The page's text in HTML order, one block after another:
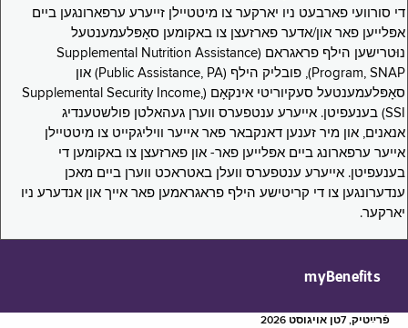
די סורוועי פארבעט ניו יארקער צו מיטטיילן זייערע ערפארונגען ביים
אפּלייען פאר און/אדער פארזעצן צו באקומען סאָפּלעמענטעל
נוּטרישען הילף פראגראם (Supplemental Nutrition Assistance
Program, SNAP), פובליק הילף (Public Assistance, PA) און
סאָפּלעמענטעל סעקיוריטי אינקאָם (Supplemental Security Income,
SSI) בענעפיטן. אייערע ענטפערס ווערן געהאלטן פולשטענדיג
אנאנים, און מיר זענען דאנקבאר פאר אייער וויליגקייט צו מיטטיילן
אייער ערפארונג ביים אפּלייען פאר- און פארזעצן צו באקומען די
בענעפיטן. אייערע ענטפערס וועלן באטראכט ווערן ביים מאכן
ענדערונגען צו די קריטישע הילף פראגראמען פאר אייך און אנדערע ניו
יארקער.
myBenefits
פֿרײַטיק, 7טן אויגוסט 2026